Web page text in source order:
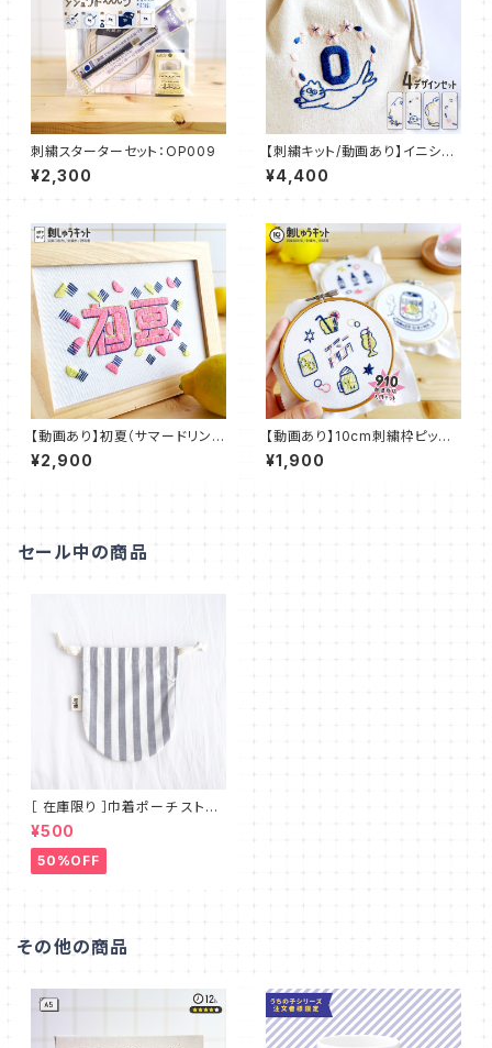
刺繍スターターセット：OP009
¥2,300
【刺繍キット/動画あり】イニシャ
ル デコ 刺繍 IDEable LIGHT
猫と春の花：IDL_K02
¥4,400
【動画あり】初夏（サマードリンク
コレクション）【図案印刷済み】：
KIT_003
¥2,900
【動画あり】10cm刺繍枠ピッタ
リ図案 サマードリンク：KIT10_
01
¥1,900
セール中の商品
［ 在庫限り ］巾着ポーチ ストラ
イプ コロンと可愛い丸底 シンプ
ルで使いやすいマチのないフラッ
トタイプ MT_001
¥500
50%OFF
その他の商品